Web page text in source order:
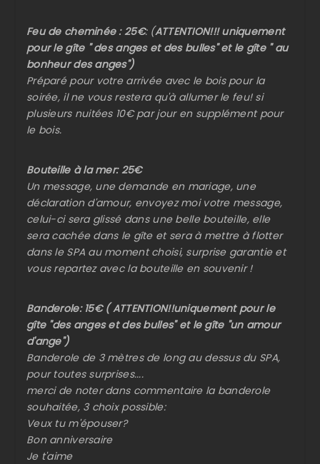
Feu de cheminée : 25€: (ATTENTION!!! uniquement
pour le gîte " des anges et des bulles" et le gîte " au
bonheur des anges")
Préparé pour votre arrivée avec le bois pour la
soirée, il ne vous restera qu'à allumer le feu! si
plusieurs nuitées 10€ par jour en supplément pour
le bois.
Bouteille à la mer: 25€
Un message, une demande en mariage, une
déclaration d'amour, envoyez moi votre message,
celui-ci sera glissé dans une belle bouteille, elle
sera cachée dans le gîte et sera à mettre à flotter
dans le SPA au moment choisi, surprise garantie et
vous repartez avec la bouteille en souvenir !
Banderole: 15€ ( ATTENTION!!uniquement pour le
gîte "des anges et des bulles" et le gîte "un amour
d'ange")
Banderole de 3 mètres de long au dessus du SPA,
pour toutes surprises....
merci de noter dans commentaire la banderole
souhaitée, 3 choix possible:
Veux tu m'épouser?
Bon anniversaire
Je t'aime